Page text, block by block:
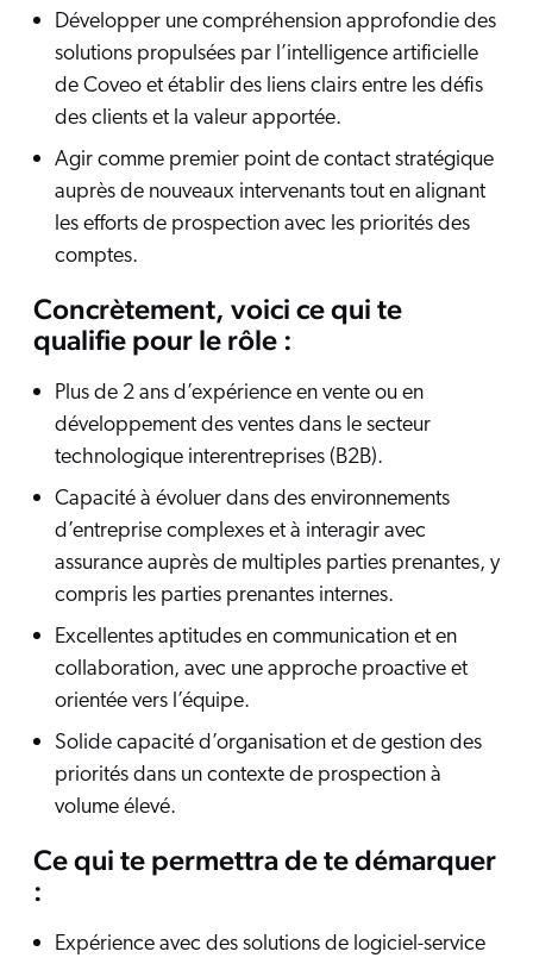
Développer une compréhension approfondie des
solutions propulsées par l’intelligence artificielle
de Coveo et établir des liens clairs entre les défis
des clients et la valeur apportée.
Agir comme premier point de contact stratégique
auprès de nouveaux intervenants tout en alignant
les efforts de prospection avec les priorités des
comptes.
Concrètement, voici ce qui te
qualifie pour le rôle :
Plus de 2 ans d’expérience en vente ou en
développement des ventes dans le secteur
technologique interentreprises (B2B).
Capacité à évoluer dans des environnements
d’entreprise complexes et à interagir avec
assurance auprès de multiples parties prenantes, y
compris les parties prenantes internes.
Excellentes aptitudes en communication et en
collaboration, avec une approche proactive et
orientée vers l’équipe.
Solide capacité d’organisation et de gestion des
priorités dans un contexte de prospection à
volume élevé.
Ce qui te permettra de te démarquer
:
Expérience avec des solutions de logiciel-service